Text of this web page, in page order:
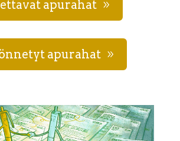
apurahat
apurahat